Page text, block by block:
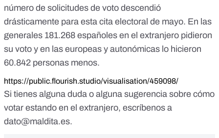
número de solicitudes de voto descendió
drásticamente para esta cita electoral de mayo. En las
generales 181.268 españoles en el extranjero pidieron
su voto y en las europeas y autonómicas lo hicieron
60.842 personas menos.
https://public.flourish.studio/visualisation/459098/
Si tienes alguna duda o alguna sugerencia sobre cómo
votar estando en el extranjero, escríbenos a
dato@maldita.es.